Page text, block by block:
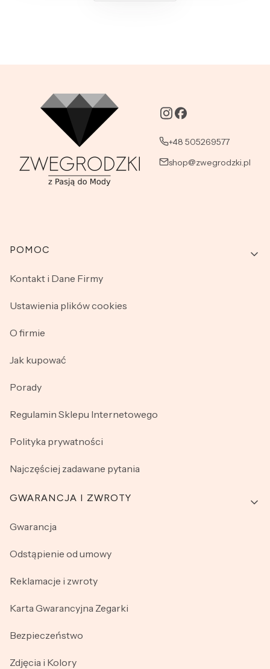
+48 505269577
shop@zwegrodzki.pl
Linki w stopce
POMOC
Kontakt i Dane Firmy
Ustawienia plików cookies
O firmie
Jak kupować
Porady
Regulamin Sklepu Internetowego
Polityka prywatności
Najczęściej zadawane pytania
GWARANCJA I ZWROTY
Gwarancja
Odstąpienie od umowy
Reklamacje i zwroty
Karta Gwarancyjna Zegarki
Bezpieczeństwo
Zdjęcia i Kolory